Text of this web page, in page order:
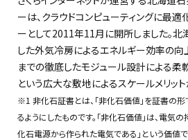
ーは、クラウドコンピューティングに最
ーとして2011年11月に開所しました。
した外気冷房によるエネルギー効率の向
までの徹底したモジュール設計による柔
という広大な敷地によるスケールメリット
※1 非化石証書とは、「非化石価値」を証書の形
るようにしたものです。「非化石価値」は、電気の
化石電源から作られた電気である」という価値で